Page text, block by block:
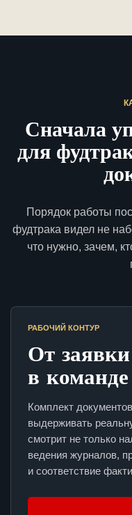
Сначала
для
Порядок работы
фудтрака видел не
что нужно, зачем,
РАБОЧИЙ КОНТУР
От
в команде
Комплект
выдерживать
смотрит не только
ведения журналов,
и соответствие